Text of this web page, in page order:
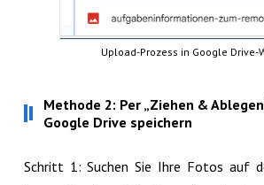
Upload-Prozess in Google Drive-
Methode 2: Per „Ziehen &
Google Drive speichern
Schritt 1: Suchen Sie Ihre Fotos auf